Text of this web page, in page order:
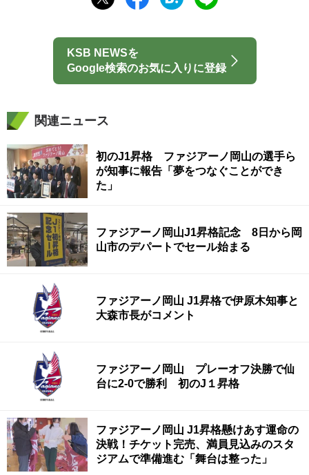
KSB NEWSを
Google検索のお気に入りに登録
関連ニュース
初のJ1昇格 ファジアーノ岡山の選手ら
が知事に報告「夢をつなぐことができ
た」
ファジアーノ岡山J1昇格記念 8日から岡
山市のデパートでセール始まる
ファジアーノ岡山 J1昇格で伊原木知事と
大森市長がコメント
ファジアーノ岡山 プレーオフ決勝で仙
台に2-0で勝利 初のJ１昇格
ファジアーノ岡山 J1昇格懸けあす運命の
決戦！チケット完売、満員見込みのスタ
ジアムで準備進む「舞台は整った」